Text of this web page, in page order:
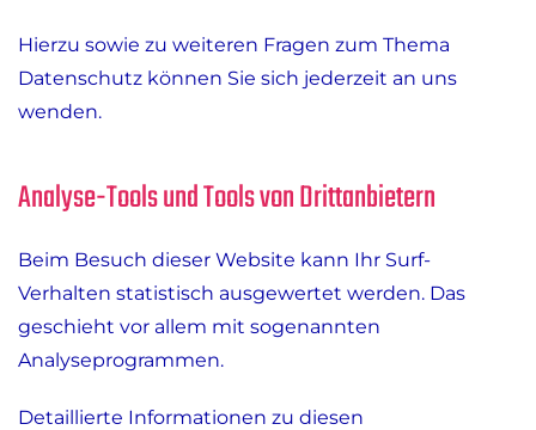
Hierzu sowie zu weiteren Fragen zum Thema
Datenschutz können Sie sich jederzeit an uns
wenden.
Analyse-Tools und Tools von Dritt­anbietern
Beim Besuch dieser Website kann Ihr Surf-
Verhalten statistisch ausgewertet werden. Das
geschieht vor allem mit sogenannten
Analyseprogrammen.
Detaillierte Informationen zu diesen